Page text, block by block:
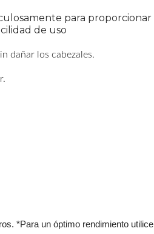
para proporcionar
de uso
dañar los cabezales.
*Para un óptimo rendimiento utilice